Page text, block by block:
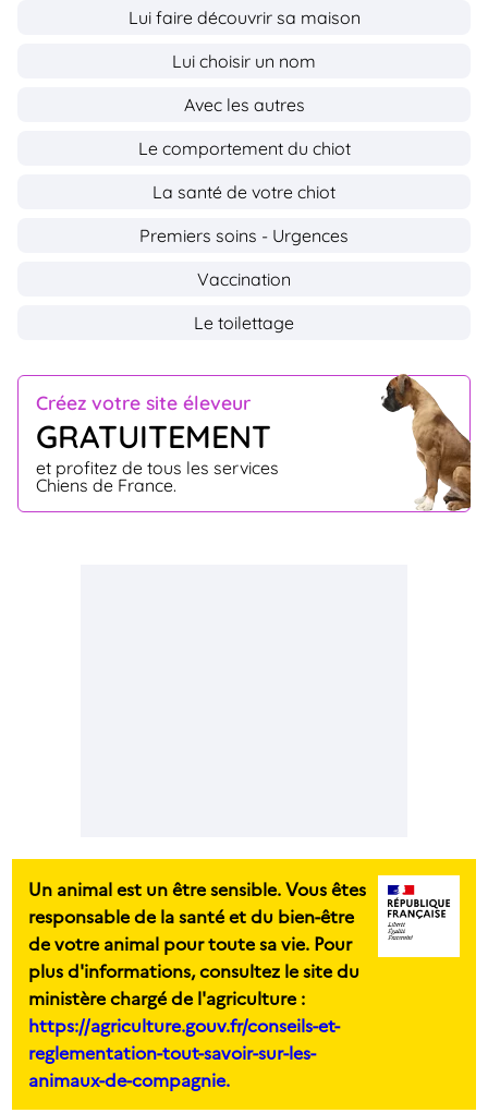
Créez votre site éleveur
GRATUITEMENT
et profitez de tous les services
Chiens de France.
Lui faire découvrir sa maison
Lui choisir un nom
Avec les autres
Le comportement du chiot
La santé de votre chiot
Premiers soins - Urgences
Vaccination
Le toilettage
Un animal est un être sensible. Vous êtes
responsable de la santé et du bien-être
de votre animal pour toute sa vie. Pour
plus d'informations, consultez le site du
ministère chargé de l'agriculture :
https://agriculture.gouv.fr/conseils-et-
reglementation-tout-savoir-sur-les-
animaux-de-compagnie.